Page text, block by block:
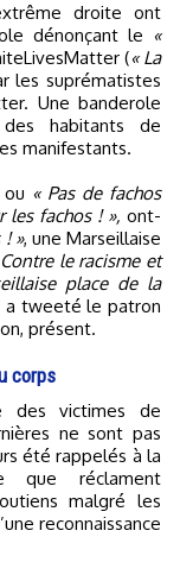
dénonçant le «
(« La
les suprématistes
Une banderole
habitants de
manifestants.
« Pas de fachos
les fachos ! », ont-
! », une Marseillaise
le racisme et
place de la
a tweeté le patron
présent.
corps
ne sont pas
été rappelés à la
que réclament
malgré les
reconnaissance